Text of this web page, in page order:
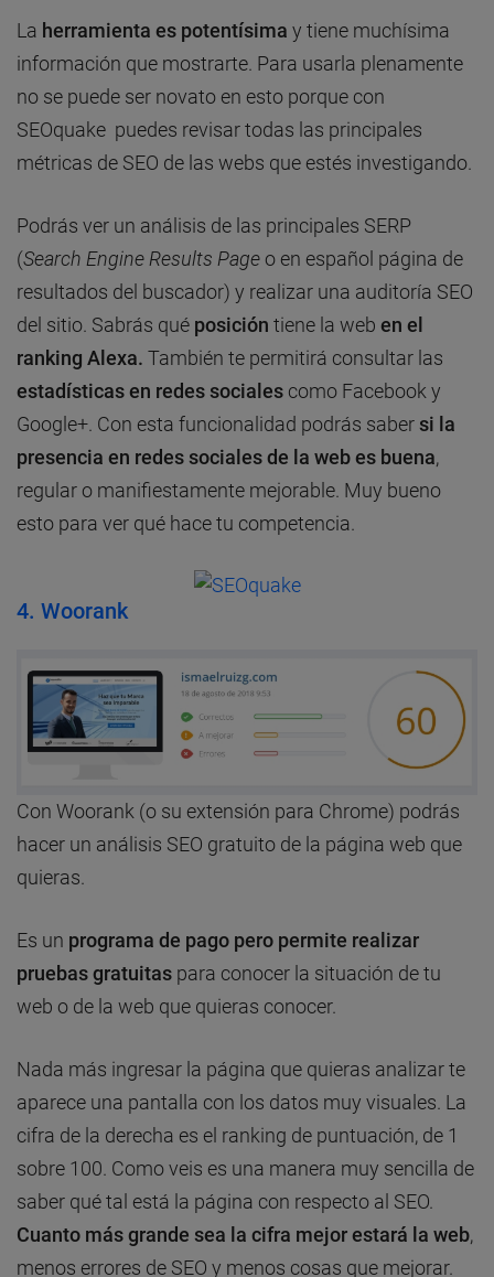
La herramienta es potentísima y tiene muchísima
información que mostrarte. Para usarla plenamente
no se puede ser novato en esto porque con
SEOquake puedes revisar todas las principales
métricas de SEO de las webs que estés investigando.
Podrás ver un análisis de las principales SERP
(Search Engine Results Page o en español página de
resultados del buscador) y realizar una auditoría SEO
del sitio. Sabrás qué posición tiene la web en el
ranking Alexa. También te permitirá consultar las
estadísticas en redes sociales como Facebook y
Google+. Con esta funcionalidad podrás sabersi la
presencia en redes sociales de la web es buena,
regular o manifiestamente mejorable. Muy bueno
esto para ver qué hace tu competencia.
4. Woorank
Con Woorank (o su extensión para Chrome) podrás
hacer un análisis SEO gratuito de la página web que
quieras.
Es un programa de pago pero permite realizar
pruebas gratuitas para conocer la situación de tu
web o de la web que quieras conocer.
Nada más ingresar la página que quieras analizar te
aparece una pantalla con los datos muy visuales. La
cifra de la derecha es el ranking de puntuación, de 1
sobre 100. Como veis es una manera muy sencilla de
saber qué tal está la página con respecto al SEO.
Cuanto más grande sea la cifra mejor estará la web,
menos errores de SEO y menos cosas que mejorar.